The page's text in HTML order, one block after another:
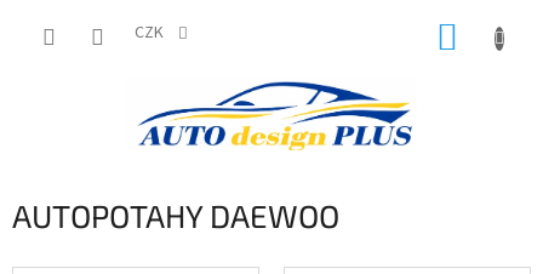
CZK
AUTOPOTAHY DAEWOO